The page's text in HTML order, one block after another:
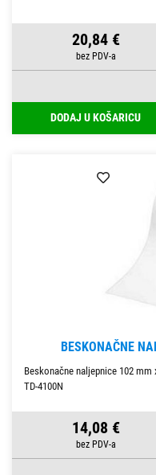
20,84 €
DODAJ U KOŠARICU
BESKONAČNE
Beskonačne naljepnice 102 mm
TD-4100N
14,08 €